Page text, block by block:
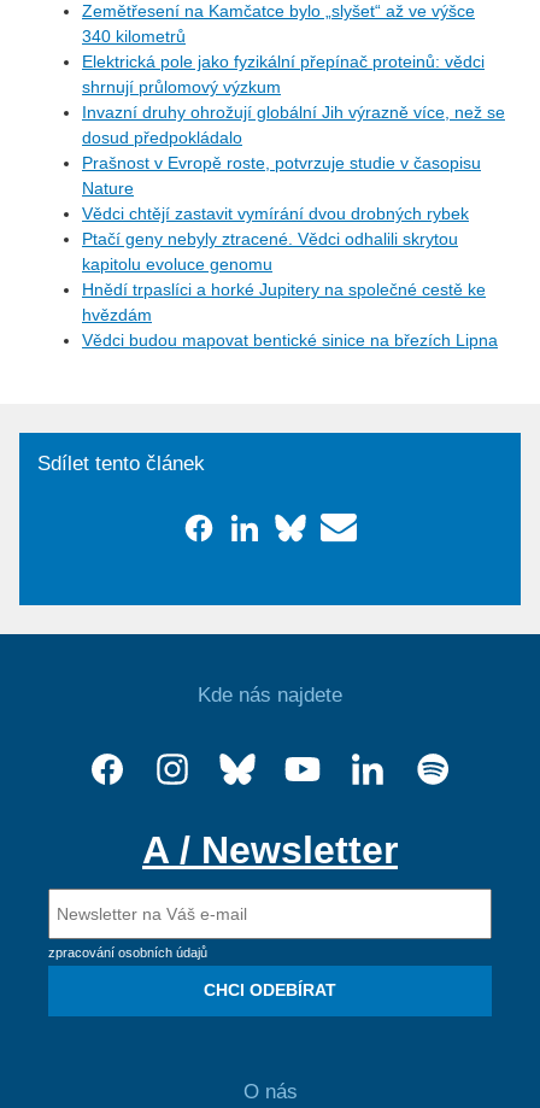
Zemětřesení na Kamčatce bylo „slyšet“ až ve výšce
340 kilometrů
Elektrická pole jako fyzikální přepínač proteinů: vědci
shrnují průlomový výzkum
Invazní druhy ohrožují globální Jih výrazně více, než se
dosud předpokládalo
Prašnost v Evropě roste, potvrzuje studie v časopisu
Nature
Vědci chtějí zastavit vymírání dvou drobných rybek
Ptačí geny nebyly ztracené. Vědci odhalili skrytou
kapitolu evoluce genomu
Hnědí trpaslíci a horké Jupitery na společné cestě ke
hvězdám
Vědci budou mapovat bentické sinice na březích Lipna
Sdílet tento článek
Kde nás najdete
A / Newsletter
zpracování osobních údajů
CHCI ODEBÍRAT
O nás